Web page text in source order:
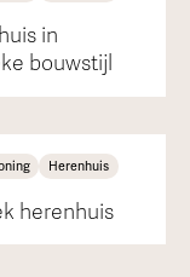
in
bouwstijl
Herenhuis
herenhuis